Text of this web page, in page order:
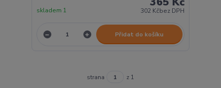
302 Kčbez DPH
skladem 1
Přidat do košíku
strana z 1